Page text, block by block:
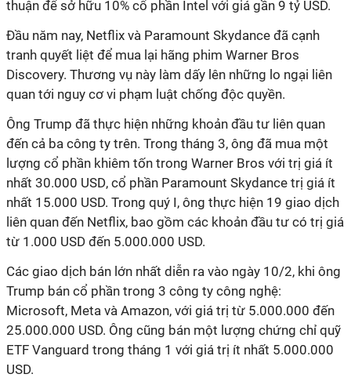
thuận để sở hữu 10% cổ phần Intel với giá gần 9 tỷ USD.
Đầu năm nay, Netflix và Paramount Skydance đã cạnh
tranh quyết liệt để mua lại hãng phim Warner Bros
Discovery. Thương vụ này làm dấy lên những lo ngại liên
quan tới nguy cơ vi phạm luật chống độc quyền.
Ông Trump đã thực hiện những khoản đầu tư liên quan
đến cả ba công ty trên. Trong tháng 3, ông đã mua một
lượng cổ phần khiêm tốn trong Warner Bros với trị giá ít
nhất 30.000 USD, cổ phần Paramount Skydance trị giá ít
nhất 15.000 USD. Trong quý I, ông thực hiện 19 giao dịch
liên quan đến Netflix, bao gồm các khoản đầu tư có trị giá
từ 1.000 USD đến 5.000.000 USD.
Các giao dịch bán lớn nhất diễn ra vào ngày 10/2, khi ông
Trump bán cổ phần trong 3 công ty công nghệ:
Microsoft, Meta và Amazon, với giá trị từ 5.000.000 đến
25.000.000 USD. Ông cũng bán một lượng chứng chỉ quỹ
ETF Vanguard trong tháng 1 với giá trị ít nhất 5.000.000
USD.